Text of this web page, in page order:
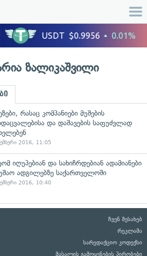
ზალიკაშვილი
რასაც კომპანიები მუშების
და დაშავების საფუძვლად
2016, 11:05
იღუპებიან და სახიჩრდებიან ადამიანები
ადგილებზე საქართველოში
2016, 10:40
ჩვენ შესახებ
რეკლამა
სარედაქციო კოდექსი
მასალის გამოყენების პირობები